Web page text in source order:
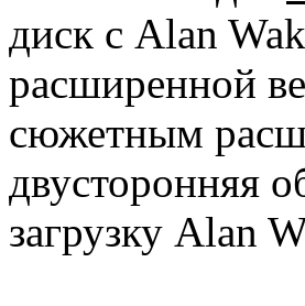
диск с Alan
расширенной
сюжетным
двусторонняя
загрузку Alan